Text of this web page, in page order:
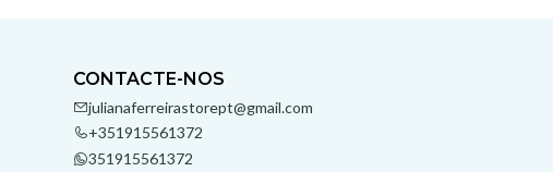
CONTACTE-NOS
julianaferreirastorept@gmail.com
+351915561372
351915561372